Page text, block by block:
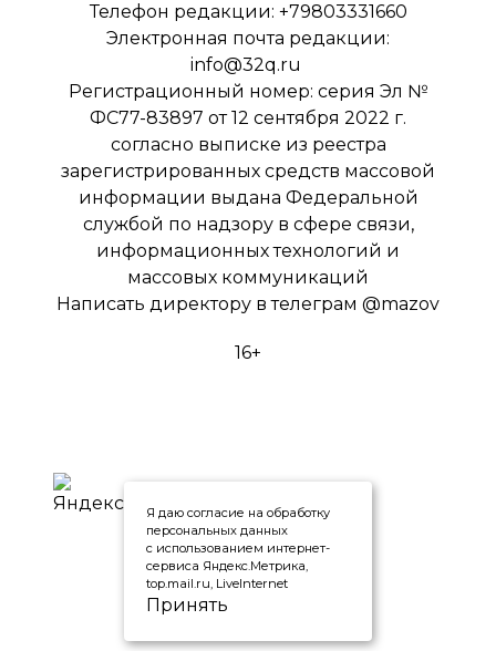
Телефон редакции: +79803331660
Электронная почта редакции:
info@32q.ru
Регистрационный номер: серия Эл №
ФС77-83897 от 12 сентября 2022 г.
согласно выписке из реестра
зарегистрированных средств массовой
информации выдана Федеральной
службой по надзору в сфере связи,
информационных технологий и
массовых коммуникаций
Написать директору в телеграм @mazov
16+
Я даю согласие на обработку
персональных данных
с использованием интернет-
сервиса Яндекс.Метрика,
top.mail.ru, LiveInternet
Принять